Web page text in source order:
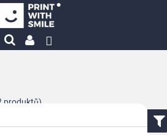
produktů)